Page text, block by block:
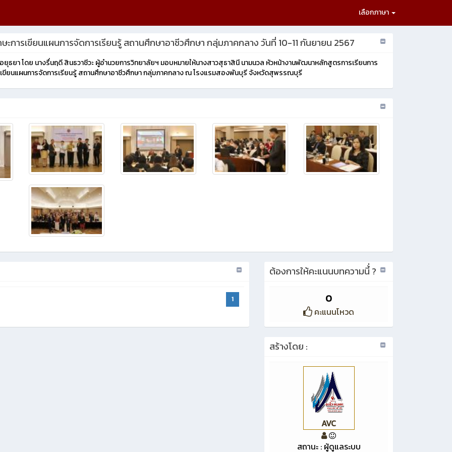
เลือกภาษา
การเขียนแผนการจัดการเรียนรู้ สถานศึกษาอาชีวศึกษา กลุ่มภาคกลาง วันที่ 10-11 กันยายน 2567
ธยา โดย นางรื่นฤดี สินธวาชีวะ ผู้อำนวยการวิทยาลัยฯ มอบหมายให้นางสาวสุธาสินี นามนวล หัวหน้างานพัฒนาหลักสูตรการเรียนการ
ขียนแผนการจัดการเรียนรู้ สถานศึกษาอาชีวศึกษา กลุ่มภาคกลาง ณ โรงแรมสองพันบุรี จังหวัดสุพรรณบุรี
1
ต้องการให้คะแนนบทความนี้่ ?
0
คะแนนโหวด
สร้างโดย :
AVC
สถานะ : ผู้ดูแลระบบ